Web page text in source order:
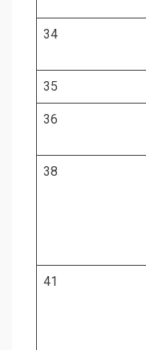
34
35
36
38
41